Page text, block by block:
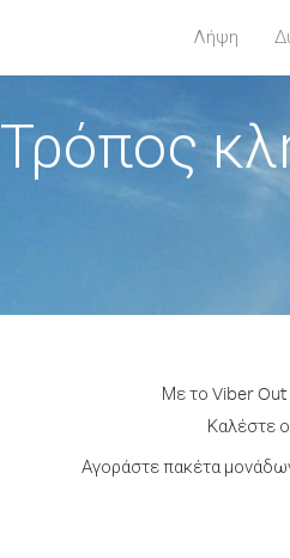
Λήψη
Τρόπος
Με το Viber Out
Καλέστε
Αγοράστε πακέτα